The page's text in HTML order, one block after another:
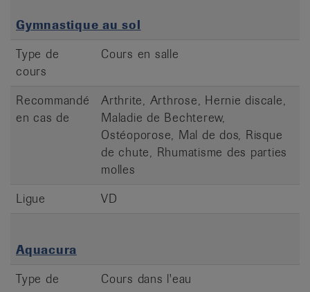
Gymnastique au sol
Type de
cours
Cours en salle
Recommandé
en cas de
Arthrite, Arthrose, Hernie discale,
Maladie de Bechterew,
Ostéoporose, Mal de dos, Risque
de chute, Rhumatisme des parties
molles
Ligue
VD
Aquacura
Type de
Cours dans l'eau